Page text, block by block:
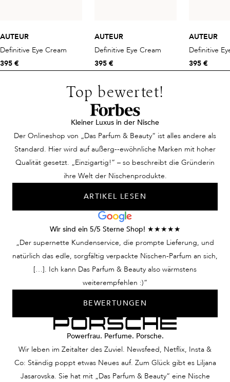
AUTEUR
Definitive Eye Cream
395 €
AUTEUR
Definitive Eye Cream
395 €
AUTEUR
Definitive
395 €
Top bewertet!
Kleiner Luxus in der Nische
Der Onlineshop von „Das Parfum & Beauty“ ist alles andere als
Standard. Hier wird auf außerg--ewöhnliche Marken mit hoher
Qualität gesetzt. „Einzigartig!“ – so beschreibt die Gründerin
ihre Welt der Nischenprodukte.
ARTIKEL LESEN
Wir sind ein 5/5 Sterne Shop! ★★★★★
„Der supernette Kundenservice, die prompte Lieferung, und
natürlich das edle, sorgfältig verpackte Nischen-Parfum an sich,
[…]. Ich kann Das Parfum & Beauty also wärmstens
weiterempfehlen :)“
BEWERTUNGEN
Powerfrau. Perfume. Porsche.
Wir leben im Zeitalter des Zuviel. Newsfeed, Netflix, Insta &
Co: Ständig poppt etwas Neues auf. Zum Glück gibt es Liljana
Jasarovska. Sie hat mit „Das Parfum & Beauty“ eine Nische